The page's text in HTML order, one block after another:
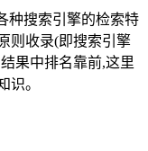
种搜索引擎的检索特
则收录(即搜索引擎
果中排名靠前,这里
识。